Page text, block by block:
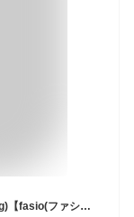
ファシオ まつパ級 フィルム マスカラ 極細 01(5g)【fasio(ファシオ)】[ブラック お湯で落ちる 下まつげ うぶ毛]